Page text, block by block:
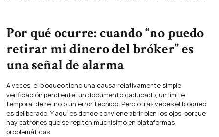
Por qué ocurre: cuando “no puedo
retirar mi dinero del bróker” es
una señal de alarma
A veces, el bloqueo tiene una causa relativamente simple:
verificación pendiente, un documento caducado, un límite
temporal de retiro o un error técnico. Pero otras veces el bloqueo
es deliberado. Y aquí es donde conviene abrir bien los ojos, porque
hay patrones que se repiten muchísimo en plataformas
problemáticas.